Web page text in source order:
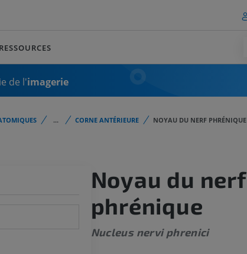
RESSOURCES
de l'imagerie
... CORNE ANTÉRIEURE NOYAU DU NERF PHRÉNIQUE
Noyau du nerf
phrénique
Nucleus nervi phrenici